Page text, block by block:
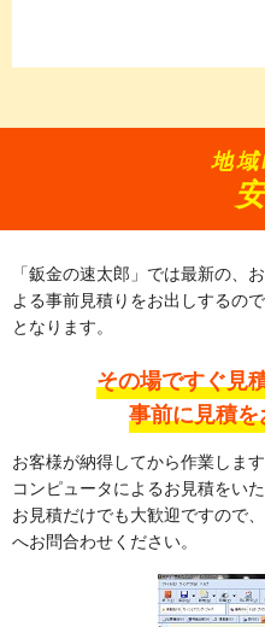
地
「鈑金の速太郎」では最新の、
よる事前見積りをお出しするの
となります。
その場ですぐ見
事前に見積
お客様が納得してから作業しま
コンピュータによるお見積をい
お見積だけでも大歓迎ですので
へお問合わせください。